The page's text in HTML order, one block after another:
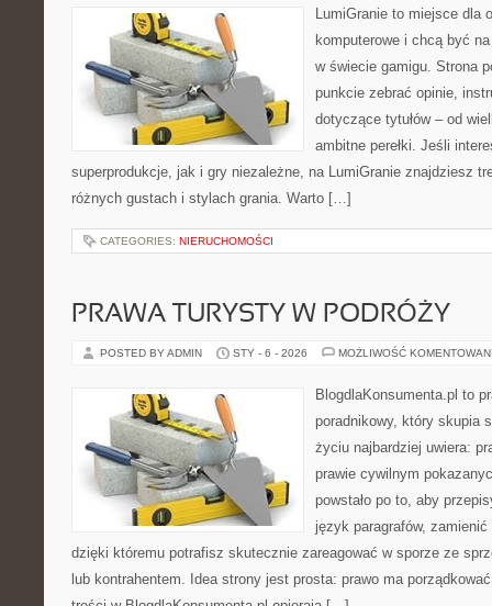
LumiGranie to miejsce dla
komputerowe i chcą być
w świecie gamigu. Strona
punkcie zebrać opinie,
dotyczące tytułów – od
ambitne perełki. Jeśli
superprodukcje, jak i gry niezależne, na LumiGranie znajdziesz
różnych gustach i stylach grania. Warto […]
CATEGORIES: NIERUCHOMOŚCI
PRAWA TURYSTY W PODRÓŻY
POSTED BY ADMIN STY - 6 - 2026 MOŻLIWOŚĆ
BlogdlaKonsumenta.pl to
poradnikowy, który skupia
życiu najbardziej uwiera:
prawie cywilnym
powstało po to, aby
język paragrafów,
dzięki któremu potrafisz skutecznie zareagować w sporze ze
lub kontrahentem. Idea strony jest prosta: prawo ma